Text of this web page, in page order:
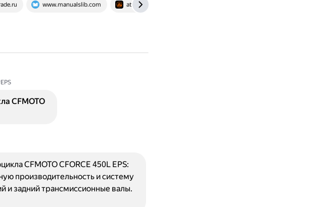
www.manualslib.com atvmoto51.ru
CFMOTO
CFMOTO CFORCE 450L EPS:
производительность и систему
задний трансмиссионные валы.